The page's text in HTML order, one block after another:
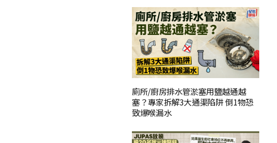
廁所/廚房排水管淤塞用鹽越通越
塞？專家拆解3大通渠陷阱 倒1物恐
致爆喉漏水